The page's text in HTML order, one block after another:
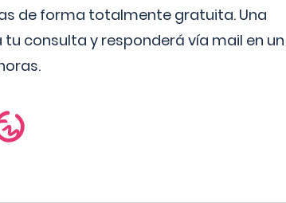
de forma totalmente gratuita. Una
consulta y responderá vía mail en un